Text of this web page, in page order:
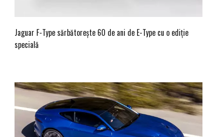
Jaguar F-Type sărbătorește 60 de ani de E-Type cu o ediție
specială